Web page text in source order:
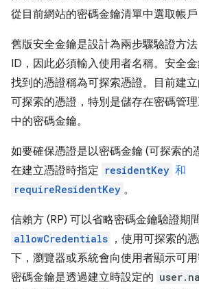
從目前網站的密碼金鑰清單中選取帳戶
舊版安全金鑰是設計為兩步驟驗證方
ID，因此必須輸入使用者名稱。安全
找到的憑證稱為可探索憑證。目前建
可探索的憑證，特別是儲存在密碼管
中的密碼金鑰。
如要確保憑證是以密碼金鑰 (可探索的
在建立憑證時指定 residentKey 和
requireResidentKey 。
信賴方 (RP) 可以省略密碼金鑰驗證期
allowCredentials ，使用可探索的
下，瀏覽器或系統會向使用者顯示可
密碼金鑰是透過建立時設定的